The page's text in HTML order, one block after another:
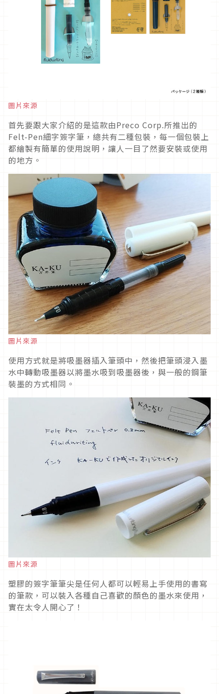
圖片來源
首先要跟大家介紹的是這款由Preco Corp.所推出的
Felt-Pen細字簽字筆，總共有二種包裝，每一個包裝上
都繪製有簡單的使用說明，讓人一目了然要安裝或使用
的地方。
圖片來源
使用方式就是將吸墨器插入筆頭中，然後把筆頭浸入墨
水中轉動吸墨器以將墨水吸到吸墨器後，與一般的鋼筆
裝墨的方式相同。
圖片來源
塑膠的簽字筆筆尖是任何人都可以輕易上手使用的書寫
的筆款，可以裝入各種自己喜歡的顏色的墨水來使用，
實在太令人開心了！